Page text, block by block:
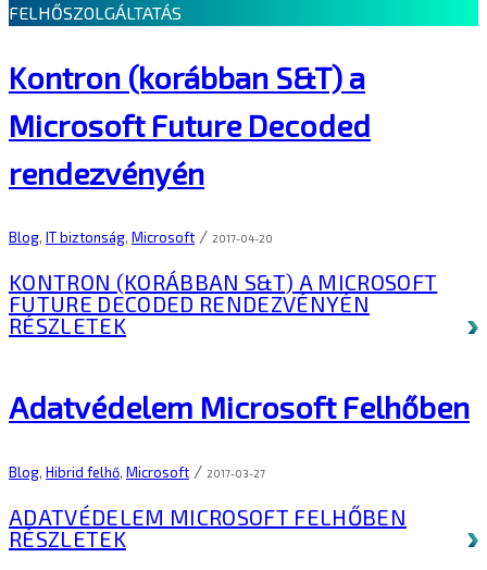
FELHŐSZOLGÁLTATÁS
Kontron (korábban S&T) a
Microsoft Future Decoded
rendezvényén
Blog, IT biztonság, Microsoft / 2017-04-20
KONTRON (KORÁBBAN S&T) A MICROSOFT
FUTURE DECODED RENDEZVÉNYÉN
RÉSZLETEK
Adatvédelem Microsoft Felhőben
Blog, Hibrid felhő, Microsoft / 2017-03-27
ADATVÉDELEM MICROSOFT FELHŐBEN
RÉSZLETEK